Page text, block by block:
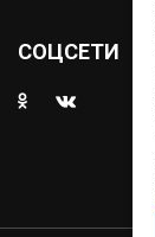
СОЦСЕТИ